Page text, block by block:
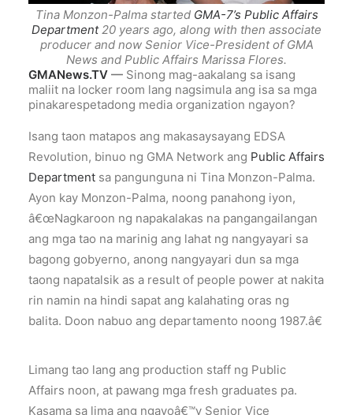
Tina Monzon-Palma started GMA-7’s Public Affairs
Department20 years ago, along with then associate
producer and now Senior Vice-President of GMA
News and Public Affairs Marissa Flores.
GMANews.TV — Sinong mag-aakalang sa isang
maliit na locker room lang nagsimula ang isa sa mga
pinakarespetadong media organization ngayon?
Isang taon matapos ang makasaysayang EDSA
Revolution, binuo ng GMA Network ang Public Affairs
Department sa pangunguna ni Tina Monzon-Palma.
Ayon kay Monzon-Palma, noong panahong iyon,
â€œNagkaroon ng napakalakas na pangangailangan
ang mga tao na marinig ang lahat ng nangyayari sa
bagong gobyerno, anong nangyayari dun sa mga
taong napatalsik as a result of people power at nakita
rin namin na hindi sapat ang kalahating oras ng
balita. Doon nabuo ang departamento noong 1987.â€
Limang tao lang ang production staff ng Public
Affairs noon, at pawang mga fresh graduates pa.
Kasama sa lima ang ngayoâ€™y Senior Vice